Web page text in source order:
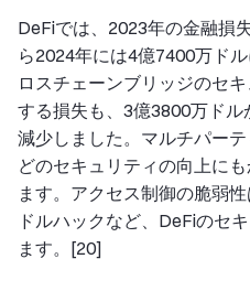
DeFiでは、2023年の金融損
ら2024年には4億7400万ド
ロスチェーンブリッジのセ
する損失も、3億3800万ド
減少しました。マルチパー
どのセキュリティの向上に
ます。アクセス制御の脆弱
ドルハックなど、DeFiのセ
ます。[20]